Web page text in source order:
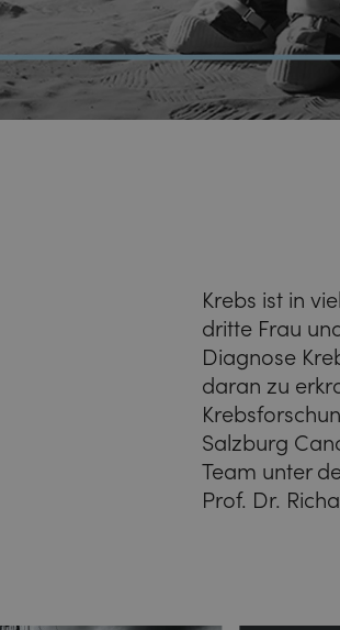
Krebs ist in
dritte Frau
Diagnose
daran zu
Salzburg
Team unter
Prof. Dr.